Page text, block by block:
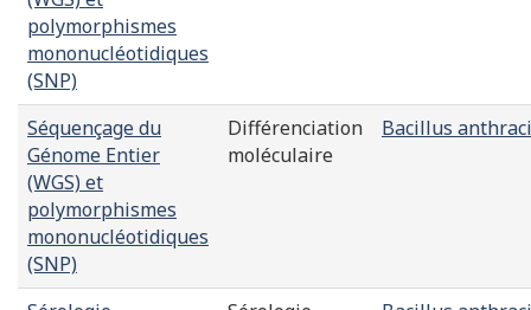
polymorphismes
mononucléotidiques
(SNP)
Séquençage du
Génome Entier
(WGS) et
polymorphismes
mononucléotidiques
(SNP)
Différenciation
moléculaire
Bacillus